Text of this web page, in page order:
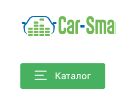
Каталог